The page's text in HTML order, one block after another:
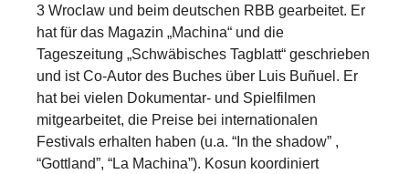
3 Wroclaw und beim deutschen RBB gearbeitet. Er
hat für das Magazin „Machina“ und die
Tageszeitung „Schwäbisches Tagblatt“ geschrieben
und ist Co-Autor des Buches über Luis Buñuel. Er
hat bei vielen Dokumentar- und Spielfilmen
mitgearbeitet, die Preise bei internationalen
Festivals erhalten haben (u.a. “In the shadow” ,
“Gottland”, “La Machina”). Kosun koordiniert